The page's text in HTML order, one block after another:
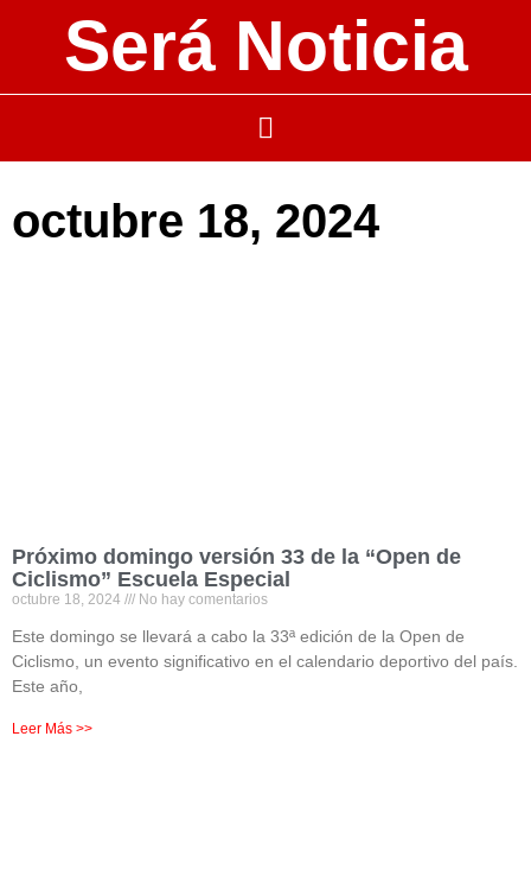
Será Noticia
octubre 18, 2024
Próximo domingo versión 33 de la “Open de
Ciclismo” Escuela Especial
octubre 18, 2024 No hay comentarios
Este domingo se llevará a cabo la 33ª edición de la Open de
Ciclismo, un evento significativo en el calendario deportivo del país.
Este año,
Leer Más >>